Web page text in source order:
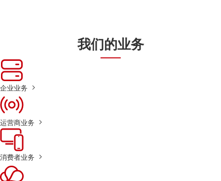
我们的业务
企业业务
运营商业务
消费者业务